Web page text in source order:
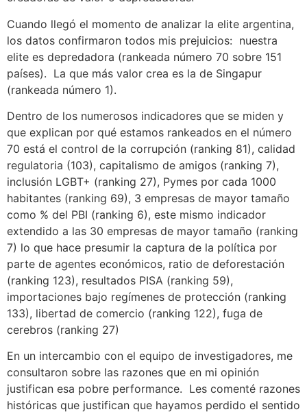
Cuando llegó el momento de analizar la elite argentina,
los datos confirmaron todos mis prejuicios: nuestra
elite es depredadora (rankeada número 70 sobre 151
países). La que más valor crea es la de Singapur
(rankeada número 1).
Dentro de los numerosos indicadores que se miden y
que explican por qué estamos rankeados en el número
70 está el control de la corrupción (ranking 81), calidad
regulatoria (103), capitalismo de amigos (ranking 7),
inclusión LGBT+ (ranking 27), Pymes por cada 1000
habitantes (ranking 69), 3 empresas de mayor tamaño
como % del PBI (ranking 6), este mismo indicador
extendido a las 30 empresas de mayor tamaño (ranking
7) lo que hace presumir la captura de la política por
parte de agentes económicos, ratio de deforestación
(ranking 123), resultados PISA (ranking 59),
importaciones bajo regímenes de protección (ranking
133), libertad de comercio (ranking 122), fuga de
cerebros (ranking 27)
En un intercambio con el equipo de investigadores, me
consultaron sobre las razones que en mi opinión
justifican esa pobre performance. Les comenté razones
históricas que justifican que hayamos perdido el sentido